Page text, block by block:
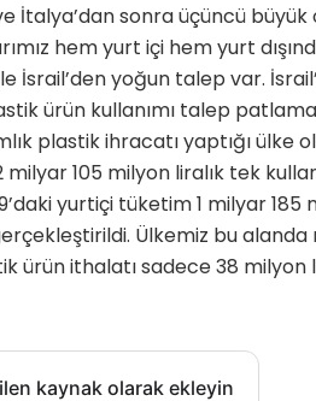
İtalya’dan sonra üçüncü büyük
hem yurt içi hem yurt
İsrail’den yoğun talep var.
ürün kullanımı talep
plastik ihracatı yaptığı ülke
105 milyon liralık tek
yurtiçi tüketim 1 milyar 185
Ülkemiz bu alanda
ürün ithalatı sadece 38 milyon
kaynak olarak ekleyin